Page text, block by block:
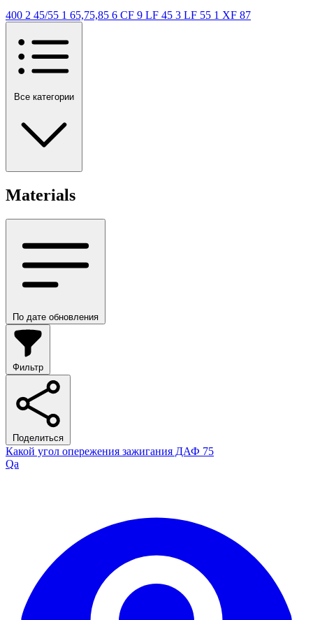
400 2 45/55 1 65,75,85 6 CF 9 LF 45 3 LF 55 1 XF 87
Все категории
Materials
По дате обновления
Фильтр
Поделиться
Какой угол опережения зажигания ДАФ 75
Qa